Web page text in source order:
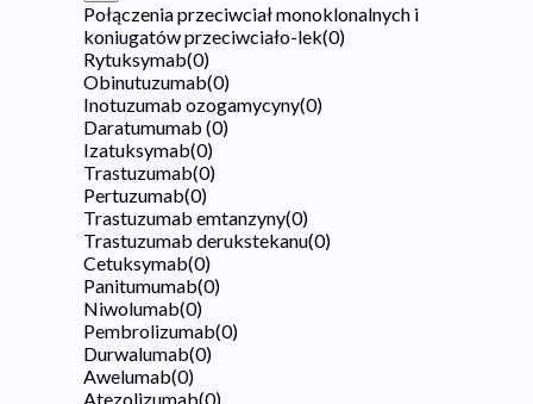
Połączenia przeciwciał monoklonalnych i
koniugatów przeciwciało-lek(0)
Rytuksymab(0)
Obinutuzumab(0)
Inotuzumab ozogamycyny(0)
Daratumumab (0)
Izatuksymab(0)
Trastuzumab(0)
Pertuzumab(0)
Trastuzumab emtanzyny(0)
Trastuzumab derukstekanu(0)
Cetuksymab(0)
Panitumumab(0)
Niwolumab(0)
Pembrolizumab(0)
Durwalumab(0)
Awelumab(0)
Atezolizumab(0)